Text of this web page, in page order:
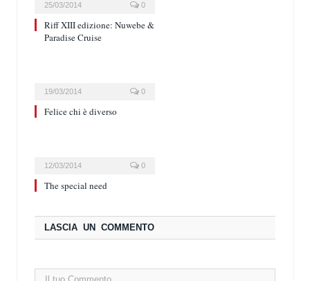
25/03/2014 0
Riff XIII edizione: Nuwebe &
Paradise Cruise
19/03/2014 0
Felice chi è diverso
12/03/2014 0
The special need
LASCIA UN COMMENTO